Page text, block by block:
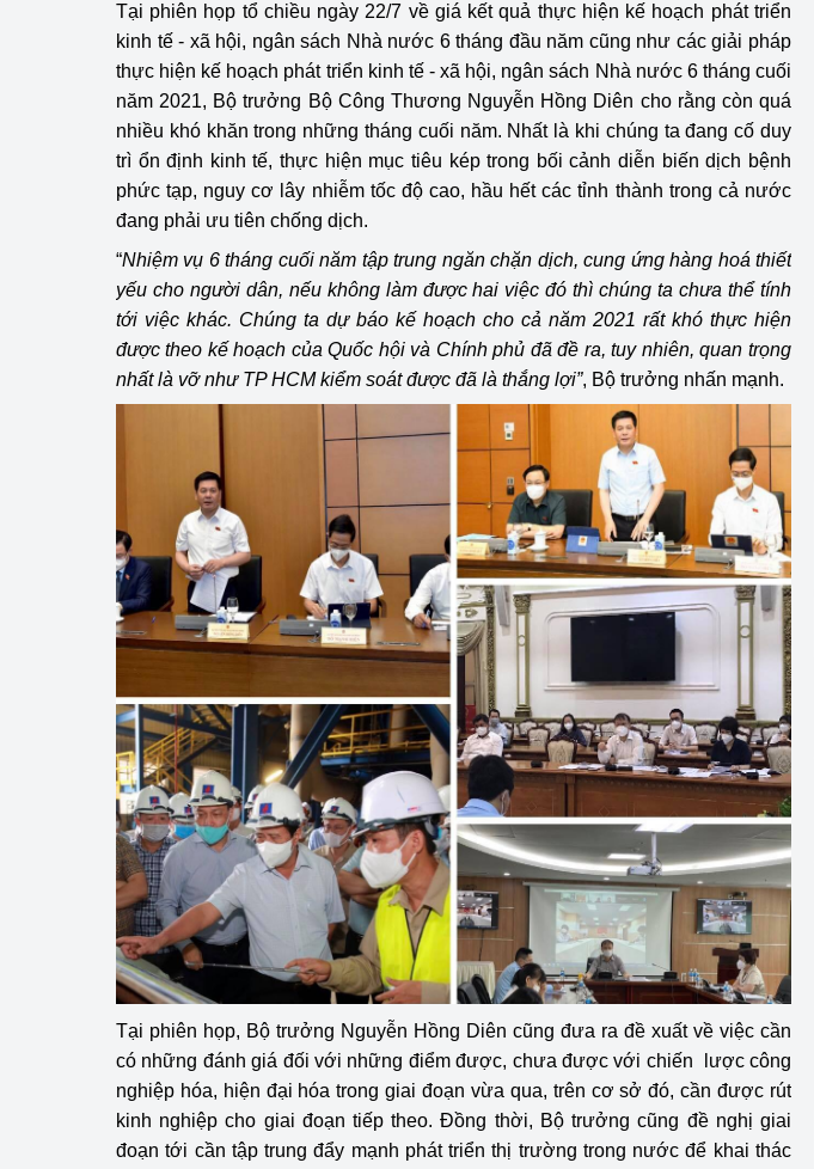
Sản xuất công nghiệp
Phát triển năng lượng
Tại phiên họp tổ chiều ngày 22/7 về giá kết quả thực hiện kế hoạch phát triển
kinh tế - xã hội, ngân sách Nhà nước 6 tháng đầu năm cũng như các giải pháp
thực hiện kế hoạch phát triển kinh tế - xã hội, ngân sách Nhà nước 6 tháng cuối
năm 2021, Bộ trưởng Bộ Công Thương Nguyễn Hồng Diên cho rằng còn quá
nhiều khó khăn trong những tháng cuối năm. Nhất là khi chúng ta đang cố duy
trì ổn định kinh tế, thực hiện mục tiêu kép trong bối cảnh diễn biến dịch bệnh
phức tạp, nguy cơ lây nhiễm tốc độ cao, hầu hết các tỉnh thành trong cả nước
đang phải ưu tiên chống dịch.
“Nhiệm vụ 6 tháng cuối năm tập trung ngăn chặn dịch, cung ứng hàng hoá thiết
yếu cho người dân, nếu không làm được hai việc đó thì chúng ta chưa thể tính
tới việc khác. Chúng ta dự báo kế hoạch cho cả năm 2021 rất khó thực hiện
được theo kế hoạch của Quốc hội và Chính phủ đã đề ra, tuy nhiên, quan trọng
nhất là vỡ như TP HCM kiểm soát được đã là thắng lợi”, Bộ trưởng nhấn mạnh.
Tại phiên họp, Bộ trưởng Nguyễn Hồng Diên cũng đưa ra đề xuất về việc cần
có những đánh giá đối với những điểm được, chưa được với chiến lược công
nghiệp hóa, hiện đại hóa trong giai đoạn vừa qua, trên cơ sở đó, cần được rút
kinh nghiệp cho giai đoạn tiếp theo. Đồng thời, Bộ trưởng cũng đề nghị giai
đoạn tới cần tập trung đẩy mạnh phát triển thị trường trong nước để khai thác